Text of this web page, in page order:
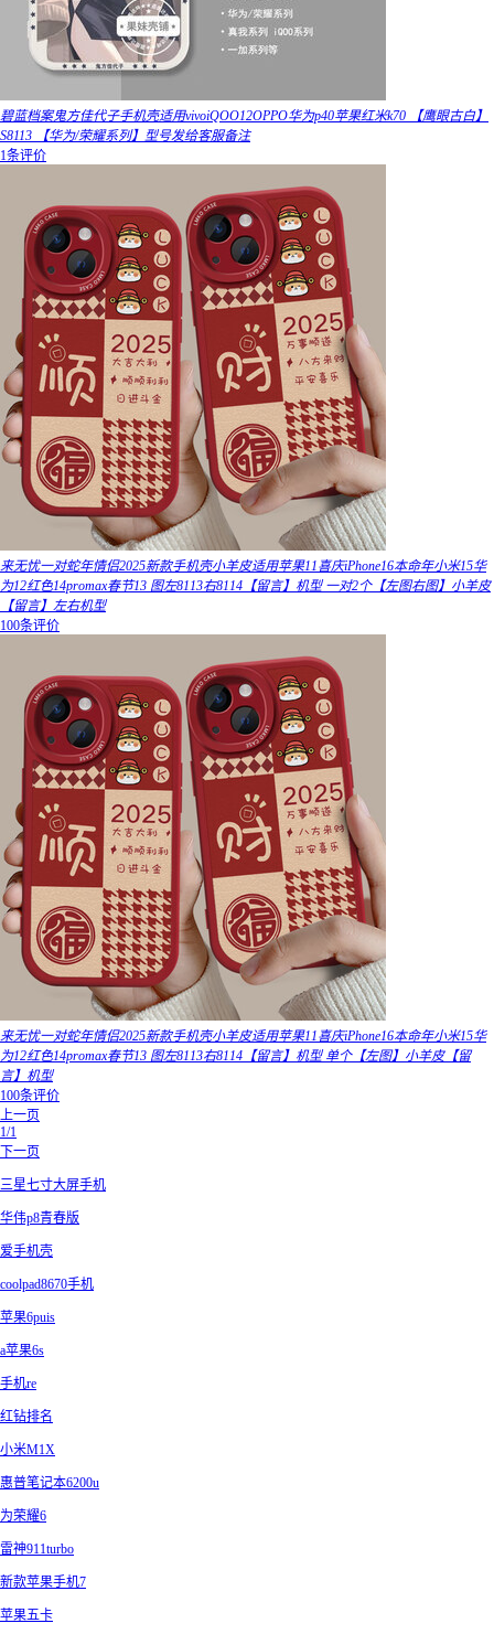
碧蓝档案鬼方佳代子手机壳适用vivoiQOO12OPPO华为p40苹果红米k70 【鹰眼古白】
S8113 【华为/荣耀系列】型号发给客服备注
1条评价
来无忧一对蛇年情侣2025新款手机壳小羊皮适用苹果11喜庆iPhone16本命年小米15华
为12红色14promax春节13 图左8113右8114【留言】机型 一对2个【左图右图】小羊皮
【留言】左右机型
100条评价
来无忧一对蛇年情侣2025新款手机壳小羊皮适用苹果11喜庆iPhone16本命年小米15华
为12红色14promax春节13 图左8113右8114【留言】机型 单个【左图】小羊皮【留
言】机型
100条评价
上一页
1/1
下一页
三星七寸大屏手机
华伟p8青春版
爱手机壳
coolpad8670手机
苹果6puis
a苹果6s
手机re
红钻排名
小米M1X
惠普笔记本6200u
为荣耀6
雷神911turbo
新款苹果手机7
苹果五卡